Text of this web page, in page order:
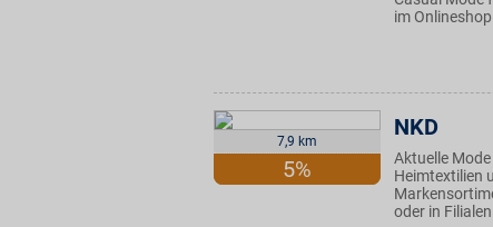
im
7,9 km
5%
NKD
Aktuelle
Heimtextilien
oder in